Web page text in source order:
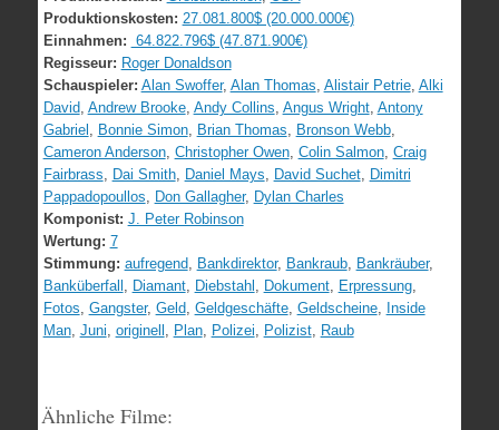
Produktionskosten: 27.081.800$ (20.000.000€)
Einnahmen: 64.822.796$ (47.871.900€)
Regisseur: Roger Donaldson
Schauspieler: Alan Swoffer, Alan Thomas Alistair Petrie, Alki
David, Andrew Brooke, Andy Collins Angus Wright, Antony
Gabriel
Bonnie Simon, Brian Thomas Bronson Webb,
Cameron Anderson, Christopher Owen, Colin Salmon, Craig
Fairbrass
Dai Smith, Daniel Mays David Suchet, Dimitri
Pappadopoullos
Don Gallagher, Dylan Charles
Komponist: J. Peter Robinson
Wertung: 7
Stimmung: aufregend, Bankdirektor, Bankraub, Bankräuber,
Banküberfall
Diamant, Diebstahl Dokument, Erpressung,
Fotos Gangster, Geld, Geldgeschäfte, Geldscheine, Inside
Man, Juni originell Plan, Polizei Polizist, Raub
Ähnliche Filme: